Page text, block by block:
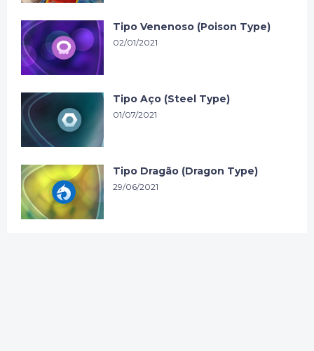
Tipo Venenoso (Poison Type)
02/01/2021
Tipo Aço (Steel Type)
01/07/2021
Tipo Dragão (Dragon Type)
29/06/2021